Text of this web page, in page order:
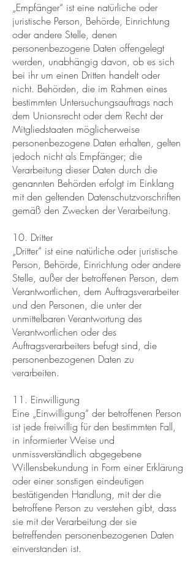
„Empfänger“ ist eine natürliche oder
juristische Person, Behörde, Einrichtung
oder andere Stelle, denen
personenbezogene Daten offengelegt
werden, unabhängig davon, ob es sich
bei ihr um einen Dritten handelt oder
nicht. Behörden, die im Rahmen eines
bestimmten Untersuchungsauftrags nach
dem Unionsrecht oder dem Recht der
Mitgliedstaaten möglicherweise
personenbezogene Daten erhalten, gelten
jedoch nicht als Empfänger; die
Verarbeitung dieser Daten durch die
genannten Behörden erfolgt im Einklang
mit den geltenden Datenschutzvorschriften
gemäß den Zwecken der Verarbeitung.
10. Dritter
„Dritter“ ist eine natürliche oder juristische
Person, Behörde, Einrichtung oder andere
Stelle, außer der betroffenen Person, dem
Verantwortlichen, dem Auftragsverarbeiter
und den Personen, die unter der
unmittelbaren Verantwortung des
Verantwortlichen oder des
Auftragsverarbeiters befugt sind, die
personenbezogenen Daten zu
verarbeiten.
11. Einwilligung
Eine „Einwilligung“ der betroffenen Person
ist jede freiwillig für den bestimmten Fall,
in informierter Weise und
unmissverständlich abgegebene
Willensbekundung in Form einer Erklärung
oder einer sonstigen eindeutigen
bestätigenden Handlung, mit der die
betroffene Person zu verstehen gibt, dass
sie mit der Verarbeitung der sie
betreffenden personenbezogenen Daten
einverstanden ist.